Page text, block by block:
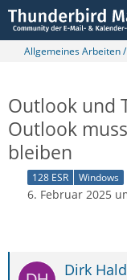
Allgemeines Arbeiten
Outlook und
Outlook
bleiben
128 ESR Windows
6. Februar 2025
Dirk